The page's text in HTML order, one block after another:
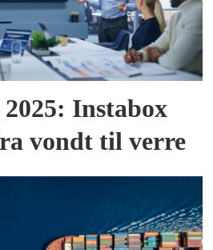
2025: Instabox
vondt til verre